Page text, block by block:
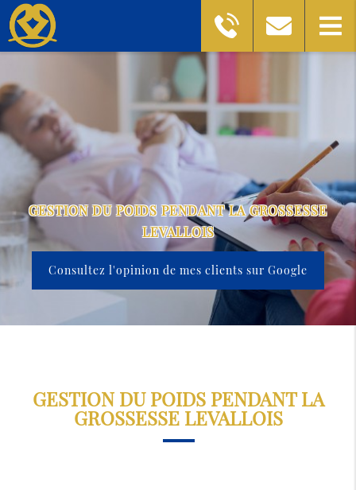
GESTION DU POIDS PENDANT LA GROSSESSE
LEVALLOIS
Consultez l'opinion de mes clients sur Google
GESTION DU POIDS PENDANT LA
GROSSESSE LEVALLOIS